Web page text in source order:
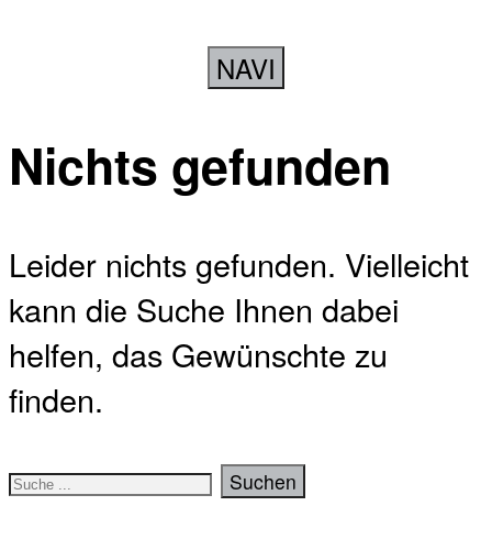
NAVI
Nichts gefunden
Leider nichts gefunden. Vielleicht
kann die Suche Ihnen dabei
helfen, das Gewünschte zu
finden.